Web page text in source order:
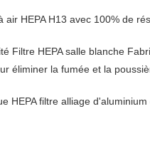
air HEPA H13 avec 100% de
Filtre HEPA salle blanche
éliminer la fumée et la
HEPA filtre alliage